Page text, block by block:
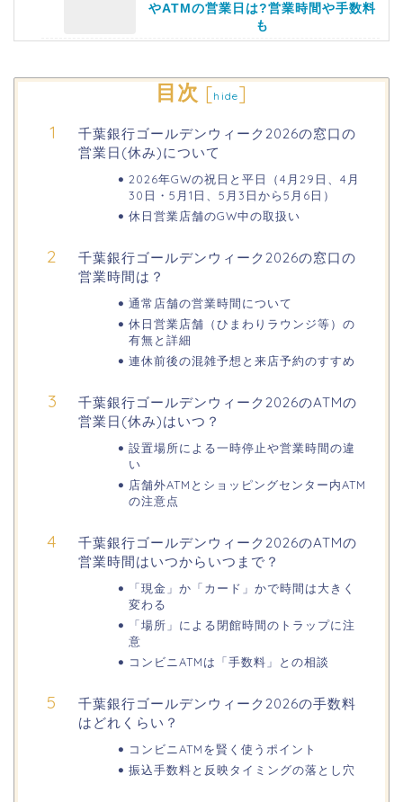
やATMの営業日は?営業時間や手数料
も
静岡銀行ゴールデンウィーク2026の営
業日や休みは?ATM手数料も調査!
海遊館GW(ゴールデンウィーク)の混
雑(混み具合)状況はどうなる?
店はいつまで?ライトアップ情報も!
華蔵寺公園の桜(花祭り)2026の屋台
悠久山公園桜祭り2026の屋台や出店
は?ライトアップや駐車場情報も!
屋台やライトアップはいつまで?
日立さくらまつり2026の屋台・出店ま
熊谷桜祭り(花見)2026の屋台(出店)の
目次 [hide]
千葉銀行ゴールデンウィーク2026の窓口の
営業日(休み)について
2026年GWの祝日と平日（4月29日、4月
30日・5月1日、5月3日から5月6日）
休日営業店舗のGW中の取扱い
千葉銀行ゴールデンウィーク2026の窓口の
営業時間は？
通常店舗の営業時間について
休日営業店舗（ひまわりラウンジ等）の
有無と詳細
連休前後の混雑予想と来店予約のすすめ
千葉銀行ゴールデンウィーク2026のATMの
営業日(休み)はいつ？
設置場所による一時停止や営業時間の違
い
店舗外ATMとショッピングセンター内ATM
の注意点
千葉銀行ゴールデンウィーク2026のATMの
営業時間はいつからいつまで？
「現金」か「カード」かで時間は大きく
変わる
「場所」による閉館時間のトラップに注
意
コンビニATMは「手数料」との相談
千葉銀行ゴールデンウィーク2026の手数料
はどれくらい？
コンビニATMを賢く使うポイント
振込手数料と反映タイミングの落とし穴